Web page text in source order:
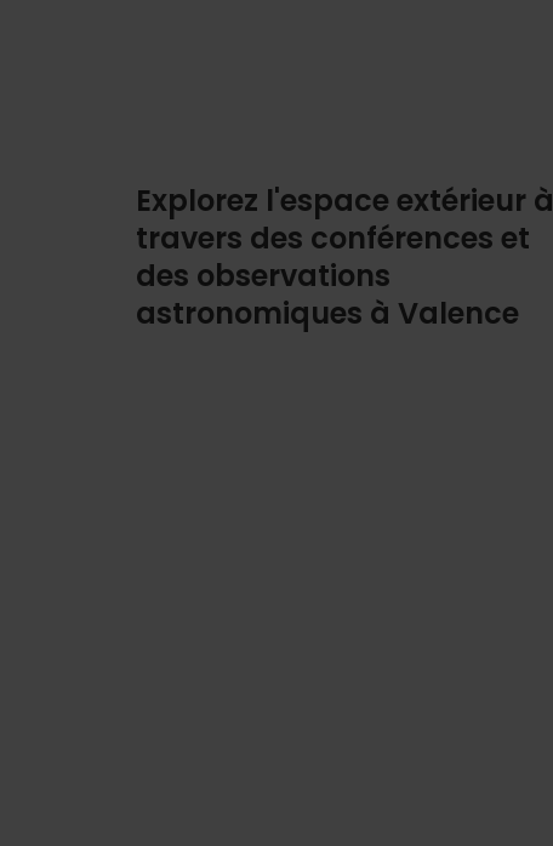
Explorez l'espace extérieur à
travers des conférences et
des observations
astronomiques à Valence